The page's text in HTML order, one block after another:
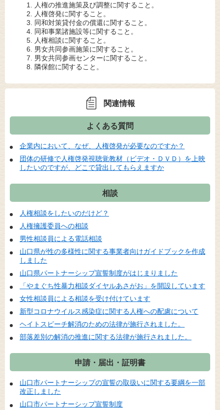
人権の推進施策及び調整に関すること。
人権啓発に関すること。
同和対策貸付金の償還に関すること。
同和事業諸施設等に関すること。
人権相談に関すること。
男女共同参画施策に関すること。
男女共同参画センターに関すること。
隣保館に関すること。
関連情報
よくある質問
企業内において、なぜ、人権啓発が必要なのですか？
団体の研修で人権啓発視聴覚教材（ビデオ・ＤＶＤ）を上映
したいのですが、どこで貸出してもらえますか
相談
人権相談をしたいのだけど？
人権擁護委員への相談
男性相談員による電話相談
山口県が性の多様性に関する事業者向けガイドブックを作成
しました
山口県パートナーシップ宣誓制度がはじまりました
「やまぐち性暴力相談ダイヤルあさがお」を開設しています
女性相談員による相談を受け付けています
新型コロナウイルス感染症に関する人権への配慮について
ヘイトスピーチ解消のための法律が施行されました。
部落差別の解消の推進に関する法律が施行されました。
申請・届出・証明書
山口市パートナーシップの宣誓の取扱いに関する要綱を一部
改正しました
山口市パートナーシップ宣誓制度